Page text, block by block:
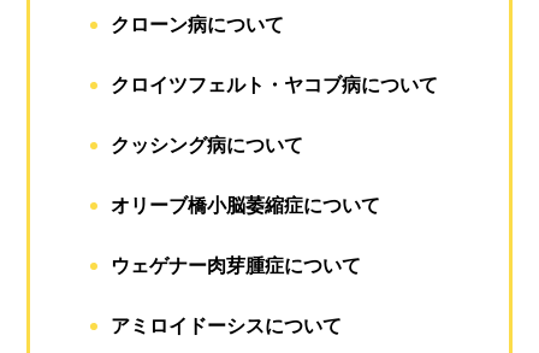
クローン病について
クロイツフェルト・ヤコブ病について
クッシング病について
オリーブ橋小脳萎縮症について
ウェゲナー肉芽腫症について
アミロイドーシスについて